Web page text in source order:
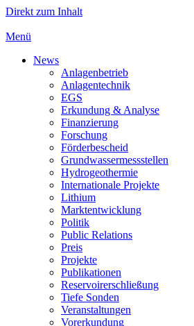
Direkt zum Inhalt
Menü
News
Anlagenbetrieb
Anlagentechnik
EGS
Erkundung & Analyse
Finanzierung
Forschung
Förderbescheid
Grundwassermessstellen
Hydrogeothermie
Internationale Projekte
Lithium
Marktentwicklung
Politik
Public Relations
Preis
Projekte
Publikationen
Reservoirerschließung
Tiefe Sonden
Veranstaltungen
Vorerkundung